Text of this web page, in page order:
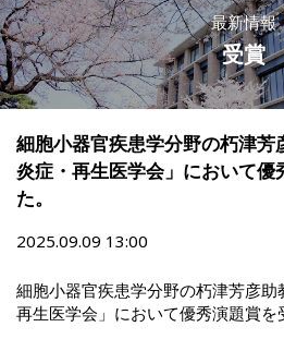
最新情報
受賞
細胞小器官疾患学分野の朽津
炎症・再生医学会」において優
た。
2025.09.09 13:00
細胞小器官疾患学分野の朽津芳彦助
再生医学会」において優秀演題賞を